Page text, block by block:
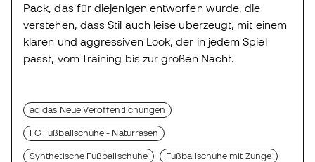
Pack, das für diejenigen entworfen wurde, die
verstehen, dass Stil auch leise überzeugt, mit einem
klaren und aggressiven Look, der in jedem Spiel
passt, vom Training bis zur großen Nacht.
adidas Neue Veröffentlichungen
FG Fußballschuhe - Naturrasen
Synthetische Fußballschuhe Fußballschuhe mit Zunge